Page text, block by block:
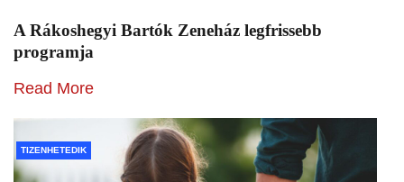
A Rákoshegyi Bartók Zeneház legfrissebb
programja
Read More
TIZENHETEDIK